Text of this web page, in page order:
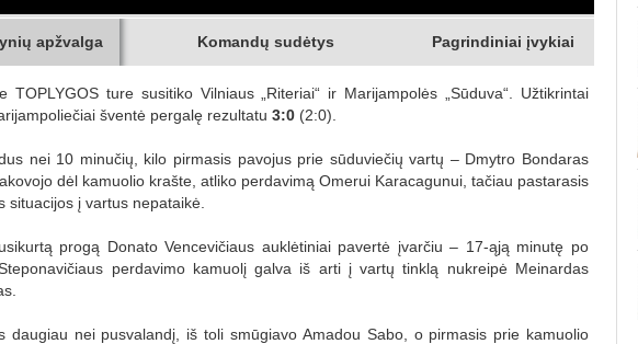
apžvalga Komandų sudėtys Pagrindiniai įvykiai
TOPLYGOS ture susitiko Vilniaus „Riteriai“ ir Marijampolės „Sūduva“. Užtikrintai
šventė pergalę rezultatu 3:0 (2:0).
nei 10 minučių, kilo pirmasis pavojus prie sūduviečių vartų – Dmytro Bondaras
dėl kamuolio krašte, atliko perdavimą Omerui Karacagunui, tačiau pastarasis
situacijos į vartus nepataikė.
progą Donato Vencevičiaus auklėtiniai pavertė įvarčiu – 17-ąją minutę po
perdavimo kamuolį galva iš arti į vartų tinklą nukreipė Meinardas
daugiau nei pusvalandį, iš toli smūgiavo Amadou Sabo, o pirmasis prie kamuolio